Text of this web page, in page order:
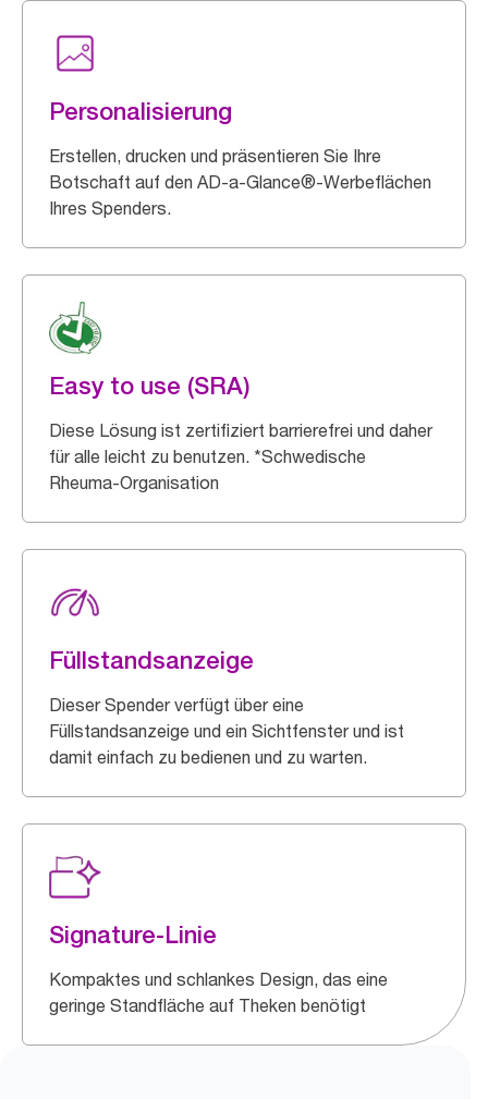
Personalisierung
Erstellen, drucken und präsentieren Sie Ihre
Botschaft auf den AD-a-Glance®-Werbeflächen
Ihres Spenders.
Easy to use (SRA)
Diese Lösung ist zertifiziert barrierefrei und daher
für alle leicht zu benutzen. *Schwedische
Rheuma-Organisation
Füllstandsanzeige
Dieser Spender verfügt über eine
Füllstandsanzeige und ein Sichtfenster und ist
damit einfach zu bedienen und zu warten.
Signature-Linie
Kompaktes und schlankes Design, das eine
geringe Standfläche auf Theken benötigt